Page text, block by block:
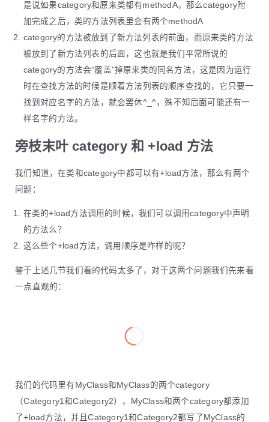
是说如果category和原来类都有methodA，那么category附
加完成之后，类的方法列表里会有两个methodA
category的方法被放到了新方法列表的前面，而原来类的方法
被放到了新方法列表的后面，这也就是我们平常所说的
category的方法会“覆盖”掉原来类的同名方法，这是因为运行
时在查找方法的时候是顺着方法列表的顺序查找的，它只要一
找到对应名字的方法，就会罢休^_^，殊不知后面可能还有一
样名字的方法。
旁枝末叶 category 和 +load 方法
我们知道，在类和category中都可以有+load方法，那么有两个
问题：
在类的+load方法调用的时候，我们可以调用category中声明
的方法么？
这么些个+load方法，调用顺序是咋样的呢？
鉴于上述几节我们看的代码太多了，对于这两个问题我们先来看
一点直观的：
我们的代码里有MyClass和MyClass的两个category
（Category1和Category2），MyClass和两个category都添加
了+load方法，并且Category1和Category2都写了MyClass的